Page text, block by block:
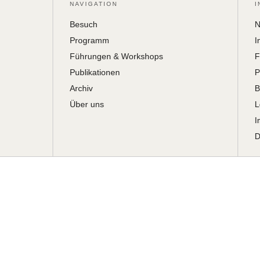
NAVIGATION
Besuch
Programm
Führungen & Workshops
Publikationen
Archiv
Über uns